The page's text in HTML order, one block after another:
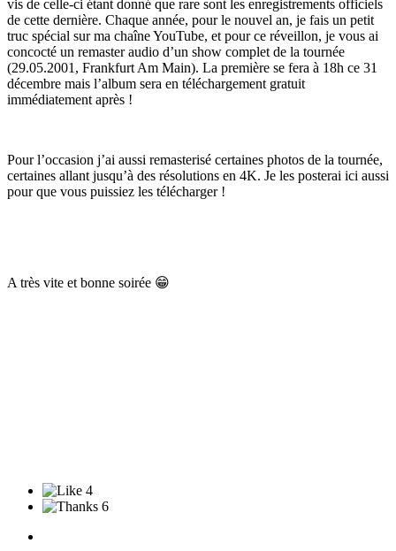
vis de celle-ci étant donné que rare sont les enregistrements officiels
de cette dernière. Chaque année, pour le nouvel an, je fais un petit
truc spécial sur ma chaîne YouTube, et pour ce réveillon, je vous ai
concocté un remaster audio d’un show complet de la tournée
(29.05.2001, Frankfurt Am Main). La première se fera à 18h ce 31
décembre mais l’album sera en téléchargement gratuit
immédiatement après !
Pour l’occasion j’ai aussi remasterisé certaines photos de la tournée,
certaines allant jusqu’à des résolutions en 4K. Je les posterai ici aussi
pour que vous puissiez les télécharger !
A très vite et bonne soirée 😁
4
6